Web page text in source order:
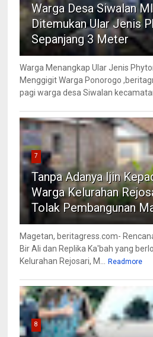
Warga Desa Siwalan
Ditemukan Ular Jenis
Sepanjang 3 Meter
Warga Menangkap Ular Jenis
Menggigit Warga Ponorogo
pagi warga desa Siwalan kecamatan
7
Tanpa Adanya Ijin
Warga Kelurahan
Tolak Pembangunan
Magetan, beritagress.com-
Bir Ali dan Replika Ka'bah yang
Kelurahan Rejosari, M...
Readmore
8